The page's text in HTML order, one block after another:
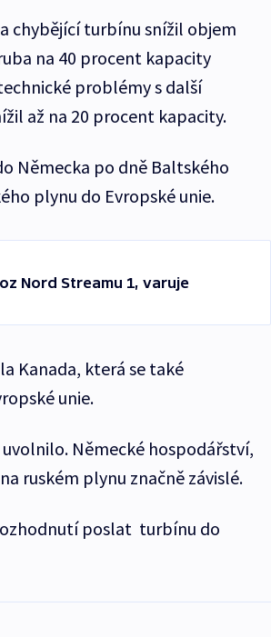
chybějící turbínu snížil objem
na 40 procent kapacity
problémy s další
až na 20 procent kapacity.
Německa po dně Baltského
plynu do Evropské unie.
Nord Streamu 1, varuje
Kanada, která se také
unie.
Německé hospodářství,
ruském plynu značně závislé.
poslat turbínu do